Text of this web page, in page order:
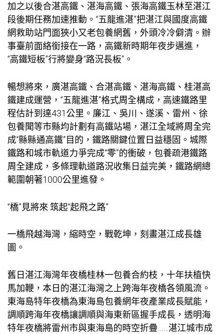
加之以後合湛高鐵、湛海高鐵、張海高鐵玉林至湛江
段後期任務加速推動。“五龍進湛”把湛江與國度高鐵
網救助站門面狹小又老包養網舊，外頭冷冷僻清。辦
事臺前面絡銜接在一路，高鐵新時期年夜步邁進，
“高鐵短板”行將變身“路況長板”。
暢想將來，廣湛高鐵、合湛高鐵、湛海高鐵、桂湛高
鐵建成運營，“五龍進湛”格式周全構成，高速鐵路里
程估計到達431公里。廉江、吳川、遂溪、雷州、徐
包養聞等市縣均計劃有高鐵站場，湛江全域將周全完
成“縣縣通高鐵”目的，鐵路關鍵位置日益穩固。城際
鐵路和城市軌道力爭完成“零”的衝破， 包養疏港鐵路
周全建成，多條理軌道路況收集日益完美，鐵路網總
範圍朝著1000公里進發。
“橋”見將來 筑起“起飛之路”
一橋飛越海灣，縮時空，戰乾坤，刻畫湛江成長雄
圖。
舊日湛江海灣年夜橋桂林一包養合約枝，十年扶植快
馬加鞭，本日的湛江海灣之上跨海年夜橋各領風流。
東海島特年夜橋為東海島包養網年夜產業成長賦能，
調順跨海年夜橋讓調順與海東新區握手成長，透明海
特年夜橋將雷州市與東海島的時空折疊……湛江城市成